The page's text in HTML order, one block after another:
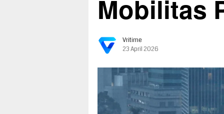
Mobilitas
Vritime
23 April 2026